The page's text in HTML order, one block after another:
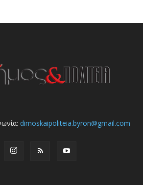
dimoskaipoliteia.byron@gmail.com